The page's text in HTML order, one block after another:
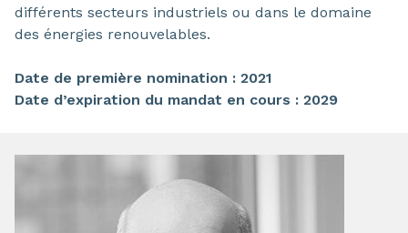
différents secteurs industriels ou dans le domaine
des énergies renouvelables.
Date de première nomination : 2021
Date d’expiration du mandat en cours : 2029